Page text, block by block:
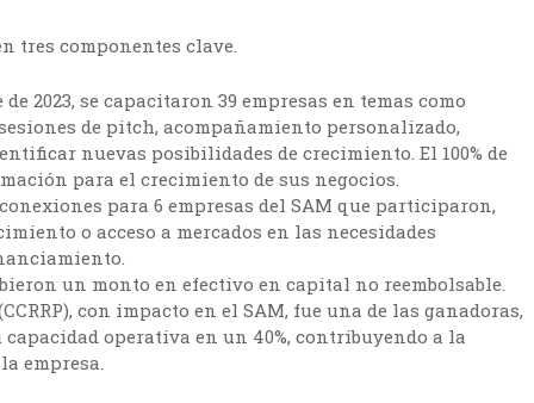
tres componentes clave.
2023, se capacitaron 39 empresas en temas como
de pitch, acompañamiento personalizado,
nuevas posibilidades de crecimiento. El 100% de
para el crecimiento de sus negocios.
para 6 empresas del SAM que participaron,
o acceso a mercados en las necesidades
un monto en efectivo en capital no reembolsable.
CCRRP), con impacto en el SAM, fue una de las ganadoras,
operativa en un 40%, contribuyendo a la
empresa.